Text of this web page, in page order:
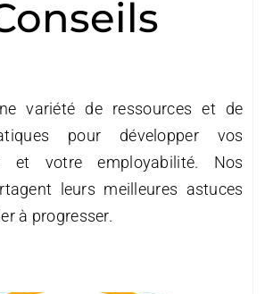
variété de ressources et de
pour développer vos
et votre employabilité. Nos
leurs meilleures astuces
à progresser.